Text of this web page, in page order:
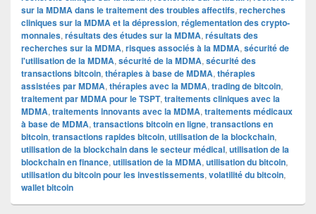
sur la MDMA dans le traitement des troubles affectifs, recherches
cliniques sur la MDMA et la dépression, réglementation des crypto-
monnaies, résultats des études sur la MDMA, résultats des
recherches sur la MDMA, risques associés à la MDMA, sécurité de
l'utilisation de la MDMA, sécurité de la MDMA, sécurité des
transactions bitcoin, thérapies à base de MDMA, thérapies
assistées par MDMA, thérapies avec la MDMA, trading de bitcoin,
traitement par MDMA pour le TSPT, traitements cliniques avec la
MDMA, traitements innovants avec la MDMA, traitements médicaux
à base de MDMA, transactions bitcoin en ligne, transactions en
bitcoin, transactions rapides bitcoin, utilisation de la blockchain,
utilisation de la blockchain dans le secteur médical, utilisation de la
blockchain en finance, utilisation de la MDMA, utilisation du bitcoin,
utilisation du bitcoin pour les investissements, volatilité du bitcoin,
wallet bitcoin